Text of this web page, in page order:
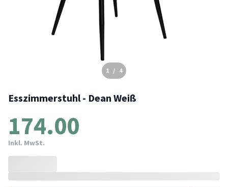
1 / 4
Esszimmerstuhl - Dean Weiß
174.00
Inkl. MwSt.